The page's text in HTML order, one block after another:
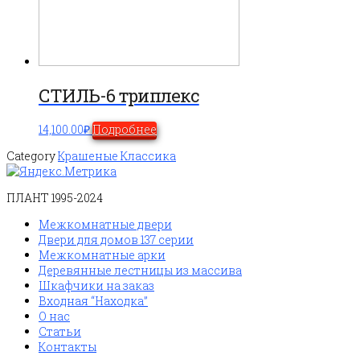
СТИЛЬ-6 триплекс
14,100.00₽ Подробнее
CategoryКрашеные Классика
ПЛАНТ 1995-2024
Межкомнатные двери
Двери для домов 137 серии
Межкомнатные арки
Деревянные лестницы из массива
Шкафчики на заказ
Входная “Находка”
О нас
Статьи
Контакты